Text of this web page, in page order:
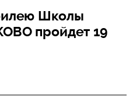
Школы
пройдет 19